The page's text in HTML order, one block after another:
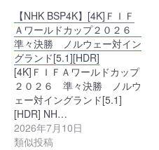
【NHK BSP4K】[4K]ＦＩＦ
Ａワールドカップ２０２６
準々決勝 ノルウェー対イン
グランド[5.1][HDR]
[4K]ＦＩＦＡワールドカップ
２０２６ 準々決勝 ノルウ
ェー対イングランド[5.1]
[HDR] NH…
2026年7月10日
類似投稿